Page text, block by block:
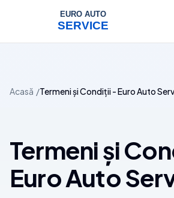
Acasă Termeni și Condiții - Euro Auto
Termeni și
Euro Auto